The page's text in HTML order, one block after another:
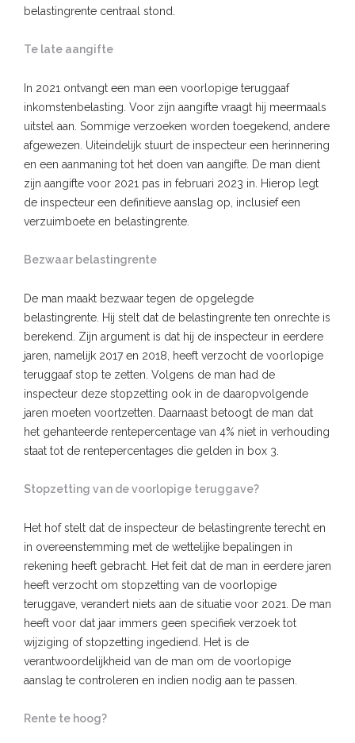
belastingrente centraal stond.
Te late aangifte
In 2021 ontvangt een man een voorlopige teruggaaf
inkomstenbelasting. Voor zijn aangifte vraagt hij meermaals
uitstel aan. Sommige verzoeken worden toegekend, andere
afgewezen. Uiteindelijk stuurt de inspecteur een herinnering
en een aanmaning tot het doen van aangifte. De man dient
zijn aangifte voor 2021 pas in februari 2023 in. Hierop legt
de inspecteur een definitieve aanslag op, inclusief een
verzuimboete en belastingrente.
Bezwaar belastingrente
De man maakt bezwaar tegen de opgelegde
belastingrente. Hij stelt dat de belastingrente ten onrechte is
berekend. Zijn argument is dat hij de inspecteur in eerdere
jaren, namelijk 2017 en 2018, heeft verzocht de voorlopige
teruggaaf stop te zetten. Volgens de man had de
inspecteur deze stopzetting ook in de daaropvolgende
jaren moeten voortzetten. Daarnaast betoogt de man dat
het gehanteerde rentepercentage van 4% niet in verhouding
staat tot de rentepercentages die gelden in box 3.
Stopzetting van de voorlopige teruggave?
Het hof stelt dat de inspecteur de belastingrente terecht en
in overeenstemming met de wettelijke bepalingen in
rekening heeft gebracht. Het feit dat de man in eerdere jaren
heeft verzocht om stopzetting van de voorlopige
teruggave, verandert niets aan de situatie voor 2021. De man
heeft voor dat jaar immers geen specifiek verzoek tot
wijziging of stopzetting ingediend. Het is de
verantwoordelijkheid van de man om de voorlopige
aanslag te controleren en indien nodig aan te passen.
Rente te hoog?